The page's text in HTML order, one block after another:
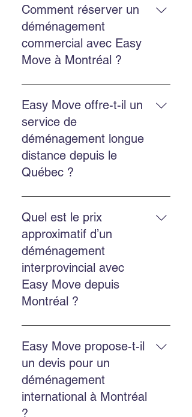
un service résidentiel à Montréal et
en banlieue, avec une équipe
expérimentée qui manipule vos
biens avec soin.
Comment réserver un
déménagement
commercial avec Easy
Move à Montréal ?
Réservez en remplissant le
formulaire sur le site, en appelant
au 514‑578‑6903, ou en nous
Instagram pour une réponse
rapide.
Easy Move offre-t-il un
service de
déménagement longue
distance depuis le
Québec ?
Oui. Easy Move réalise des
déménagements provinciaux et
internationaux depuis le Québec.
Contactez-nous pour une cotation
personnalisée.
Quel est le prix
approximatif d’un
déménagement
interprovincial avec
Easy Move depuis
Montréal ?
Le prix dépend de la distance, du
volume et des services choisis.
Easy Move propose des
soumissions gratuites en ligne
pour estimer chaque
déménagement.
Easy Move propose-t-il
un devis pour un
déménagement
international à Montréal
?